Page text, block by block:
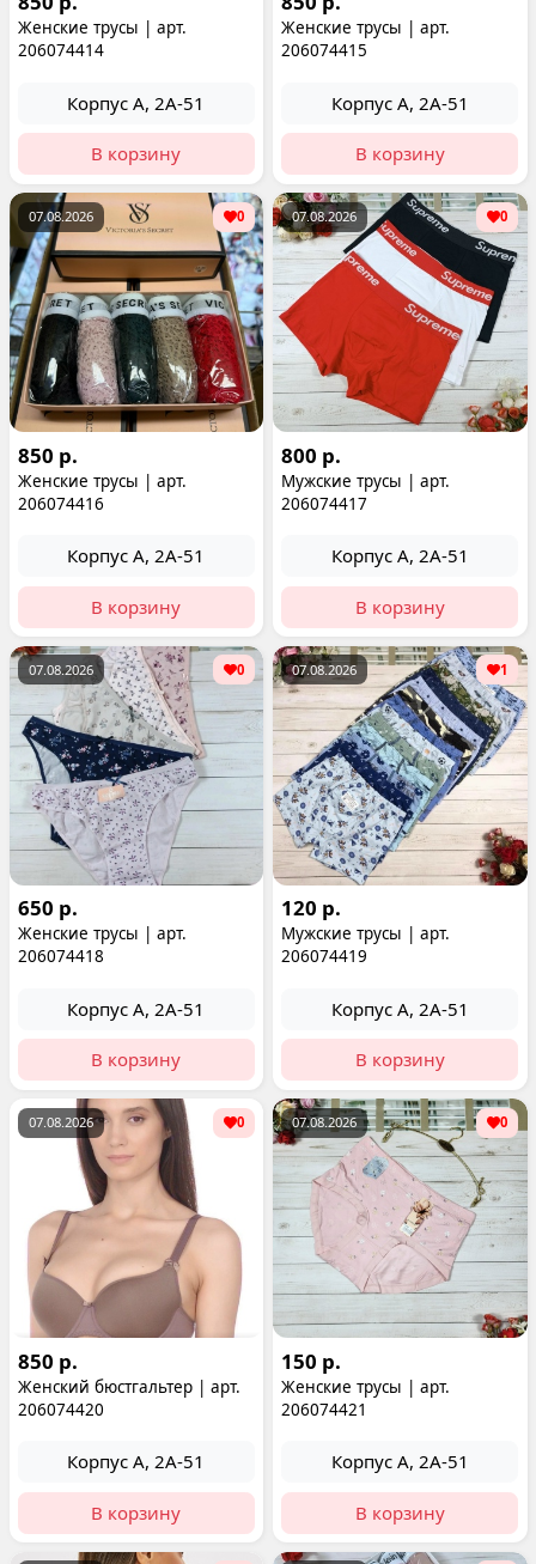
Женские трусы | арт.
206074414
Корпус А, 2А-51
В корзину
Женские трусы | арт.
206074415
Корпус А, 2А-51
В корзину
07.08.2026 0
850 р.
Женские трусы | арт.
206074416
Корпус А, 2А-51
В корзину
07.08.2026 0
800 р.
Мужские трусы | арт.
206074417
Корпус А, 2А-51
В корзину
07.08.2026 0
650 р.
Женские трусы | арт.
206074418
Корпус А, 2А-51
В корзину
07.08.2026 1
120 р.
Мужские трусы | арт.
206074419
Корпус А, 2А-51
В корзину
07.08.2026 0
850 р.
Женский бюстгальтер | арт.
206074420
Корпус А, 2А-51
В корзину
07.08.2026 0
150 р.
Женские трусы | арт.
206074421
Корпус А, 2А-51
В корзину